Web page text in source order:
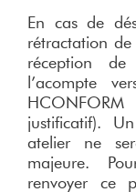
En cas de
rétractation
réception
l’acompte
justificatif).
atelier ne
majeure.
renvoyer ce